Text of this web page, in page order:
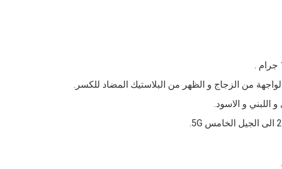
جرام .
من الزجاج و الظهر من البلاستيك المضاد للكسر.
و اللبني و الاسود.